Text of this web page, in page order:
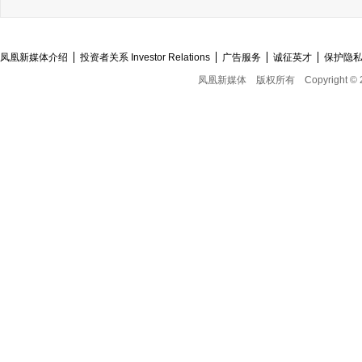
凤凰新媒体介绍 投资者关系 Investor Relations 广告服务 诚征英才
保护隐
凤凰新媒体
版权所有 Copyright ©